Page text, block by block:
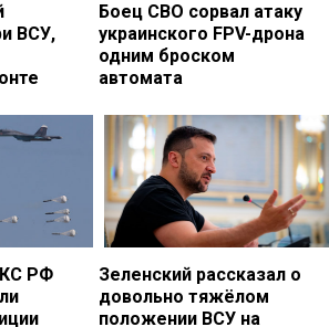
ВСУ,
Боец СВО сорвал атаку
украинского FPV-дрона
одним броском
автомата
РФ
Зеленский рассказал о
довольно тяжёлом
положении ВСУ на